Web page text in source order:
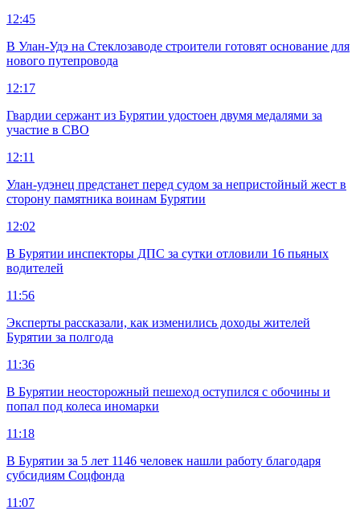
12:45
В Улан-Удэ на Стеклозаводе строители готовят основание для
нового путепровода
12:17
Гвардии сержант из Бурятии удостоен двумя медалями за
участие в СВО
12:11
Улан-удэнец предстанет перед судом за непристойный жест в
сторону памятника воинам Бурятии
12:02
В Бурятии инспекторы ДПС за сутки отловили 16 пьяных
водителей
11:56
Эксперты рассказали, как изменились доходы жителей
Бурятии за полгода
11:36
В Бурятии неосторожный пешеход оступился с обочины и
попал под колеса иномарки
11:18
В Бурятии за 5 лет 1146 человек нашли работу благодаря
субсидиям Соцфонда
11:07